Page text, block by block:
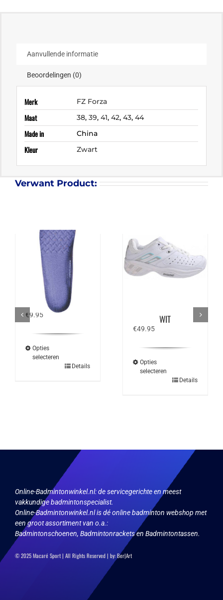
Aanvullende informatie
Beoordelingen (0)
Merk FZ Forza
Maat 38,39,41,42,43,44
Made in China
Kleur Zwart
Verwant Product:
VICTOR INSOLE VT-
XD 8
€9.95
Opties
selecteren
Dit
productpagina
Details
LINE ALL COURT –
WIT
€49.95
Opties
selecteren
Dit
worden
productpagina
Details
Online-Badmintonwinkel.nl:de servicegerichte en meest
vakkundige badmintonspecialist.
Online-Badmintonwinkel.nl is dé online badminton webshop met
een groot assortiment van o.a.:
Badmintonschoenen, Badmintonrackets en Badmintontassen.
© 2025 Macaré Sport | All Rights Reserved | by:Ber|Art